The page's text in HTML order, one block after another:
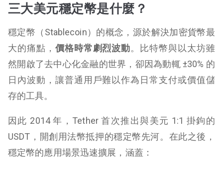
三大美元穩定幣是什麼？
穩定幣（Stablecoin）的概念，源於解決加密貨幣最
大的痛點， 價格時常劇烈波動。比特幣與以太坊雖
然開啟了去中心化金融的世界，卻因為動輒 ±30% 的
日內波動，讓普通用戶難以作為日常支付或價值儲
存的工具。
因此 2014 年，Tether 首次推出與美元 1:1 掛鉤的
USDT，開創用法幣抵押的穩定幣先河。在此之後，
穩定幣的應用場景迅速擴展，涵蓋：